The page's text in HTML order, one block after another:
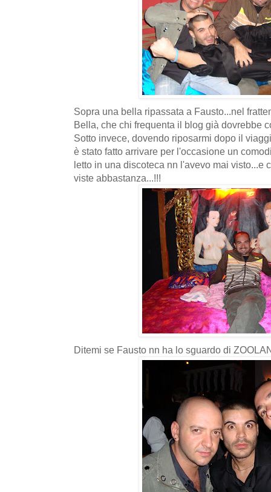
Sopra una bella ripassata a Fausto...nel
Bella, che chi frequenta il blog già dovrebbe
Sotto invece, dovendo riposarmi dopo il
è stato fatto arrivare per l'occasione un
letto in una discoteca nn l'avevo mai visto...e
viste abbastanza...!!!
Ditemi se Fausto nn ha lo sguardo di